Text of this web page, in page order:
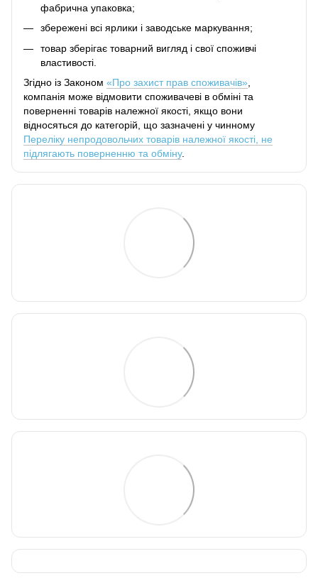
фабрична упаковка;
збережені всі ярлики і заводське маркування;
товар зберігає товарний вигляд і свої споживчі
властивості.
Згідно із Законом «Про захист прав споживачів»
компанія може відмовити споживачеві в обміні та
поверненні товарів належної якості, якщо вони
відносяться до категорій, що зазначені у чинному
Переліку непродовольчих товарів належної якості, не
підлягають поверненню та обміну.